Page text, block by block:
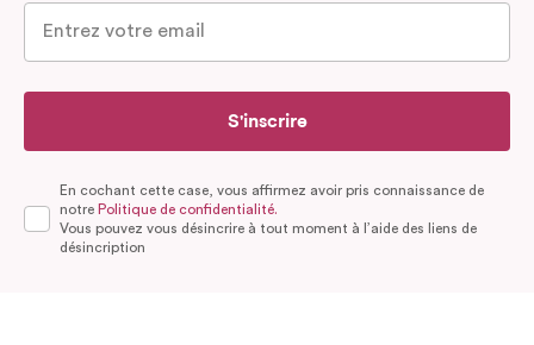
S'inscrire
En cochant cette case, vous affirmez avoir pris connaissance de
notre Politique de confidentialité.
Vous pouvez vous désincrire à tout moment à l’aide des liens de
désincription